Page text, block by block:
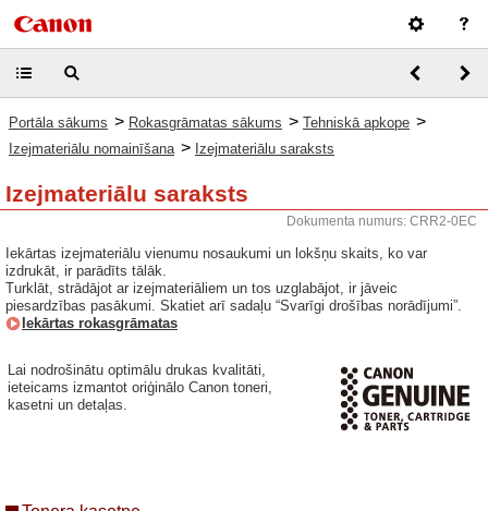
Portāla sākums > Rokasgrāmatas sākums > Tehniskā apkope >
Izejmateriālu nomainīšana > Izejmateriālu saraksts
Izejmateriālu saraksts
Dokumenta numurs: CRR2-0EC
Iekārtas izejmateriālu vienumu nosaukumi un lokšņu skaits, ko var
izdrukāt, ir parādīts tālāk.
Turklāt, strādājot ar izejmateriāliem un tos uzglabājot, ir jāveic
piesardzības pasākumi. Skatiet arī sadaļu “Svarīgi drošības norādījumi”.
Iekārtas rokasgrāmatas
Lai nodrošinātu optimālu drukas kvalitāti,
ieteicams izmantot oriģinālo Canon toneri,
kasetni un detaļas.